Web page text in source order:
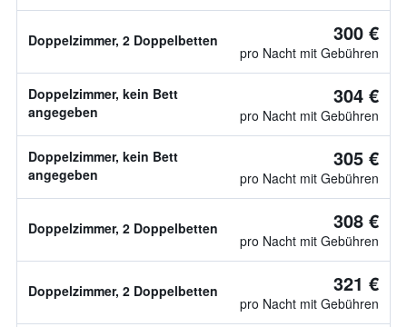
Doppelzimmer, 2 Doppelbetten 300 €
pro Nacht mit Gebühren
Doppelzimmer, kein Bett
angegeben
304 €
pro Nacht mit Gebühren
Doppelzimmer, kein Bett
angegeben
305 €
pro Nacht mit Gebühren
Doppelzimmer, 2 Doppelbetten 308 €
pro Nacht mit Gebühren
Doppelzimmer, 2 Doppelbetten 321 €
pro Nacht mit Gebühren